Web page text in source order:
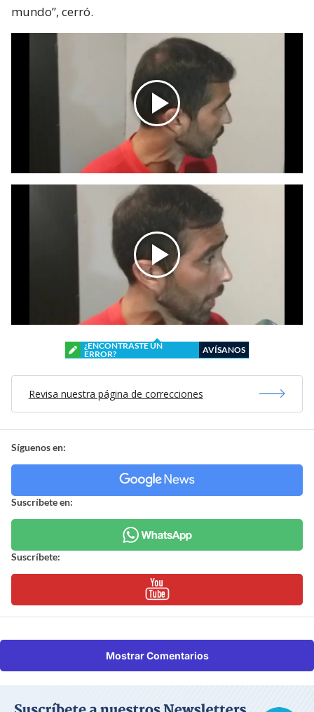
mundo”, cerró.
¿ENCONTRASTE UN
ERROR?
AVÍSANOS
Revisa nuestra página de correcciones
Síguenos en:
Suscríbete en:
Suscríbete:
Mostrar Comentarios